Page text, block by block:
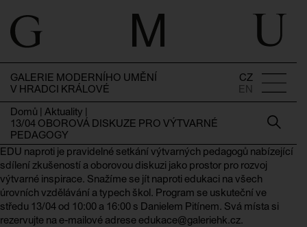
GALERIE MODERNÍHO UMĚNÍ
V HRADCI KRÁLOVÉ
CZ
EN
Domů | Aktuality |
13/04 OBOROVÁ DISKUZE PRO VÝTVARNÉ
PEDAGOGY
EDU naproti je pravidelné setkání výtvarných pedagogů nabízející
sdílení zkušeností a oborovou diskuzi jako prostor pro rozvoj
výtvarné inspirace. Snažíme se jít naproti edukaci na všech
úrovních vzdělávání a typech škol. Program se uskuteční ve
středu 13/04 od 10:00 a 16:00 s Danielem Pitínem. Svá místa si
rezervujte na e-mailové adrese edukace@galeriehk.cz.